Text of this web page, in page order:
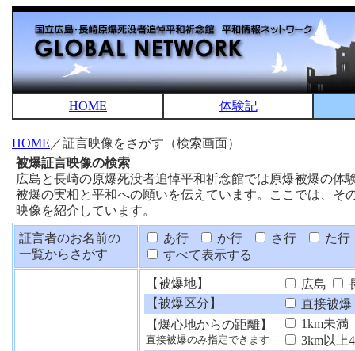
HOME 体験記
HOME ／証言映像をさがす（検索画面）
被爆証言映像の検索
広島と長崎の原爆死没者追悼平和祈念館では原爆被爆の
被爆の実相と平和への願いを伝えています。ここでは、
映像を紹介しています。
証言者のお名前の
一覧からさがす
あ行 か行 さ行
た行
すべて表示する
【被爆地】 広島
【被爆区分】
直接被爆
【爆心地からの距離】
直接被爆のみ指定できます
1km未満
3km以上